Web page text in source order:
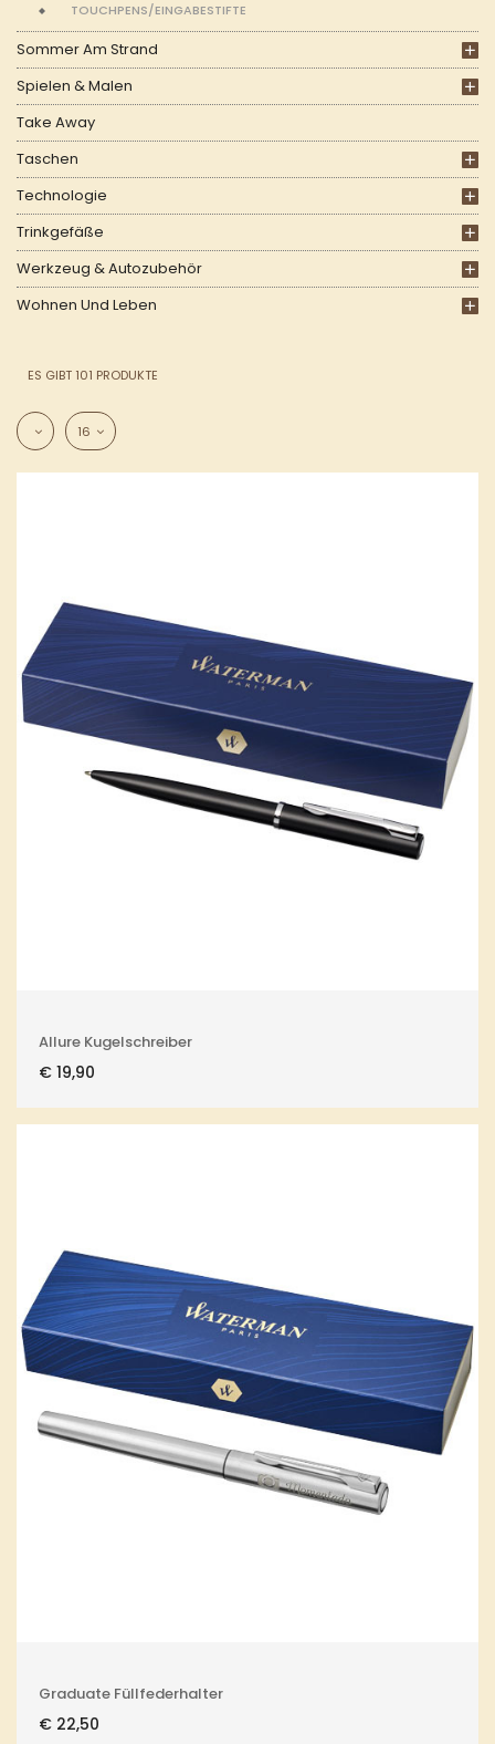
TOUCHPENS/EINGABESTIFTE
Sommer Am Strand
Spielen & Malen
Take Away
Taschen
Technologie
Trinkgefäße
Werkzeug & Autozubehör
Wohnen Und Leben
ES GIBT 101 PRODUKTE
16
Allure Kugelschreiber
€ 19,90
Graduate Füllfederhalter
€ 22,50